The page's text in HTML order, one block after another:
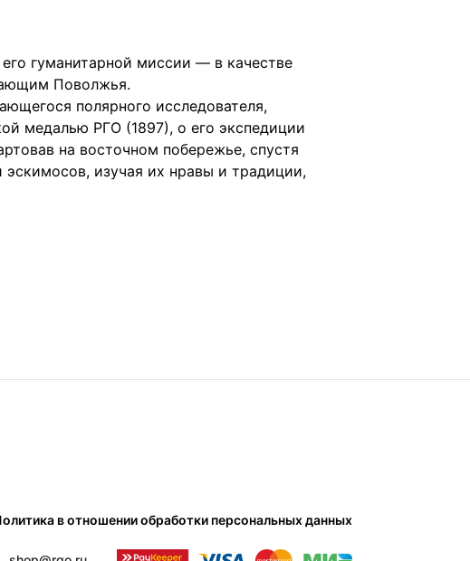
гуманитарной миссии — в качестве
Поволжья.
полярного исследователя,
медалью РГО (1897), о его экспедиции
на восточном побережье, спустя
эскимосов, изучая их нравы и традиции,
в отношении обработки персональных данных